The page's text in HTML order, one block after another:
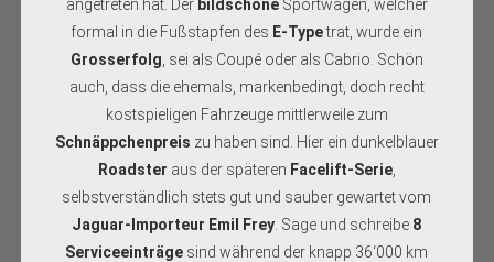
angetreten hat. Der bildschöneSportwagen, welcher
formal in die Fußstapfen des E-Typetrat, wurde ein
Grosserfolg , sei als Coupé oder als Cabrio. Schön
auch, dass die ehemals, markenbedingt, doch recht
kostspieligen Fahrzeuge mittlerweile zum
Schnäppchenpreis zu haben sind. Hier ein dunkelblauer
Roadster aus der späteren Facelift-Serie,
selbstverständlich stets gut und sauber gewartet vom
Jaguar-Importeur Emil Frey . Sage und schreibe 8
Serviceeinträge sind während der knapp 36‘000 km